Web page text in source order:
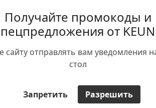
Получайте промокоды и
от
сайту отправлять вам уведомления
стол
Запретить Разрешить